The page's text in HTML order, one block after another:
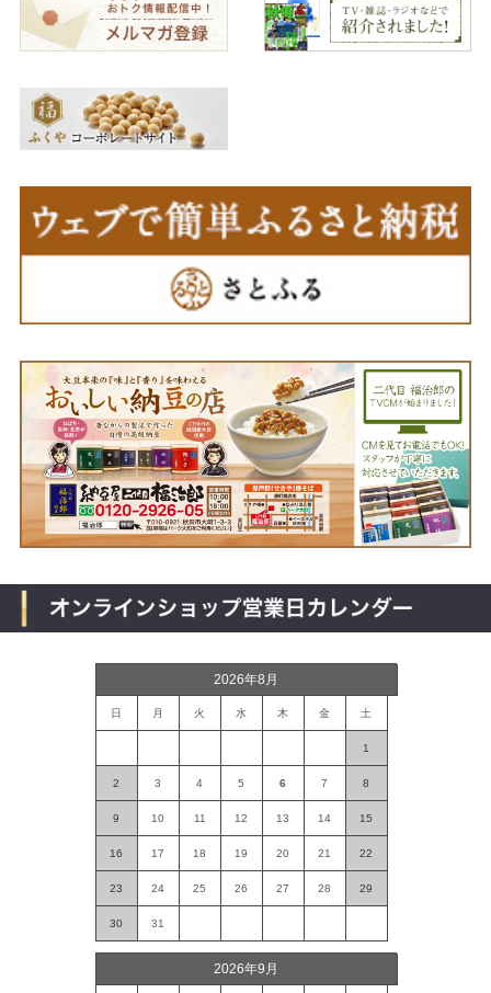
2026年8月
日 月 火 水 木 金 土
1
2 3 4 5 6 7 8
9 10 11 12 13 14 15
16 17 18 19 20 21 22
23 24 25 26 27 28 29
30 31
2026年9月